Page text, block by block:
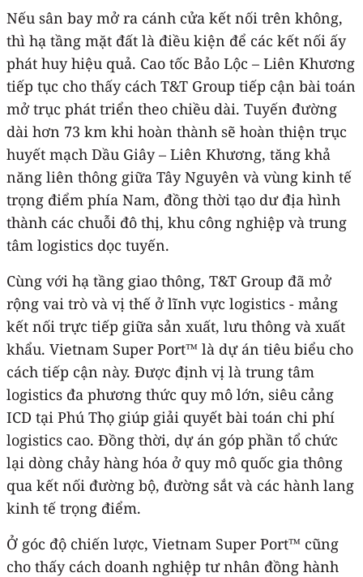
Nếu sân bay mở ra cánh cửa kết nối trên không,
thì hạ tầng mặt đất là điều kiện để các kết nối ấy
phát huy hiệu quả. Cao tốc Bảo Lộc – Liên Khương
tiếp tục cho thấy cách T&T Group tiếp cận bài toán
mở trục phát triển theo chiều dài. Tuyến đường
dài hơn 73 km khi hoàn thành sẽ hoàn thiện trục
huyết mạch Dầu Giây – Liên Khương, tăng khả
năng liên thông giữa Tây Nguyên và vùng kinh tế
trọng điểm phía Nam, đồng thời tạo dư địa hình
thành các chuỗi đô thị, khu công nghiệp và trung
tâm logistics dọc tuyến.
Cùng với hạ tầng giao thông, T&T Group đã mở
rộng vai trò và vị thế ở lĩnh vực logistics - mảng
kết nối trực tiếp giữa sản xuất, lưu thông và xuất
khẩu. Vietnam Super Port™ là dự án tiêu biểu cho
cách tiếp cận này. Được định vị là trung tâm
logistics đa phương thức quy mô lớn, siêu cảng
ICD tại Phú Thọ giúp giải quyết bài toán chi phí
logistics cao. Đồng thời, dự án góp phần tổ chức
lại dòng chảy hàng hóa ở quy mô quốc gia thông
qua kết nối đường bộ, đường sắt và các hành lang
kinh tế trọng điểm.
Ở góc độ chiến lược, Vietnam Super Port™ cũng
cho thấy cách doanh nghiệp tư nhân đồng hành